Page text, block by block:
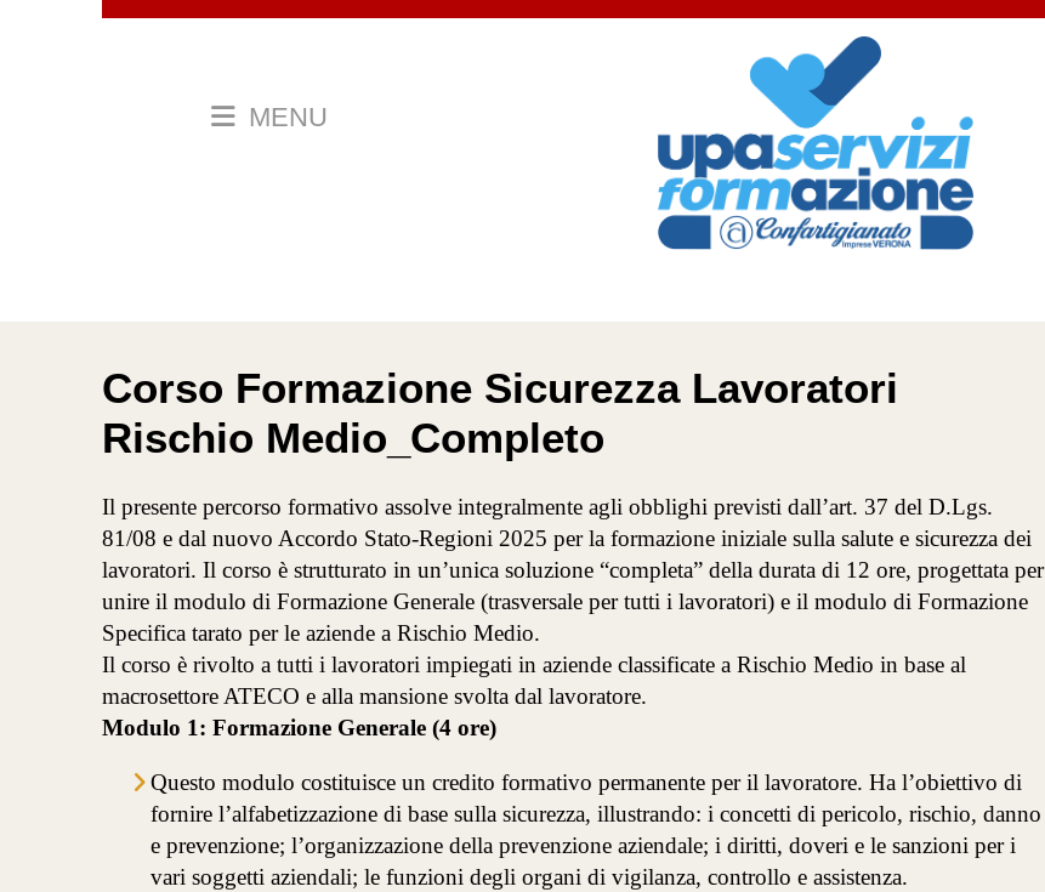
MENU
Corso Formazione Sicurezza Lavoratori
Rischio Medio_Completo
Il presente percorso formativo assolve integralmente agli obblighi previsti dall’art. 37 del D.Lgs.
81/08 e dal nuovo Accordo Stato-Regioni 2025 per la formazione iniziale sulla salute e sicurezza dei
lavoratori. Il corso è strutturato in un’unica soluzione “completa” della durata di 12 ore, progettata per
unire il modulo di Formazione Generale (trasversale per tutti i lavoratori) e il modulo di Formazione
Specifica tarato per le aziende a Rischio Medio.
Il corso è rivolto a tutti i lavoratori impiegati in aziende classificate a Rischio Medio in base al
macrosettore ATECO e alla mansione svolta dal lavoratore.
Modulo 1: Formazione Generale (4 ore)
Questo modulo costituisce un credito formativo permanente per il lavoratore. Ha l’obiettivo di
fornire l’alfabetizzazione di base sulla sicurezza, illustrando: i concetti di pericolo, rischio, danno
e prevenzione; l’organizzazione della prevenzione aziendale; i diritti, doveri e le sanzioni per i
vari soggetti aziendali; le funzioni degli organi di vigilanza, controllo e assistenza.